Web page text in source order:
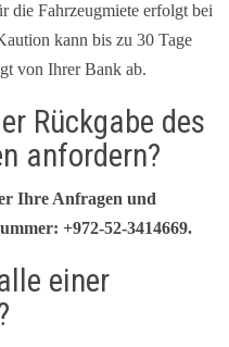
die Fahrzeugmiete erfolgt bei
kann bis zu 30 Tage
von Ihrer Bank ab.
Rückgabe des
anfordern?
Ihre Anfragen und
+972-52-3414669.
einer